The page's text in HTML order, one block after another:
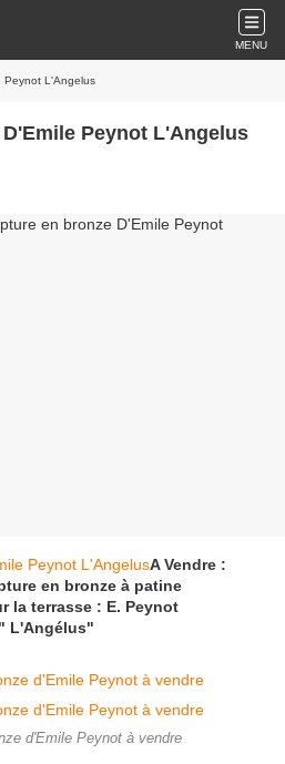
MENU
Peynot L'Angelus
Peynot L'Angelus
A Vendre :
en bronze à patine
la terrasse : E. Peynot
L'Angélus"
d'Emile Peynot à vendre